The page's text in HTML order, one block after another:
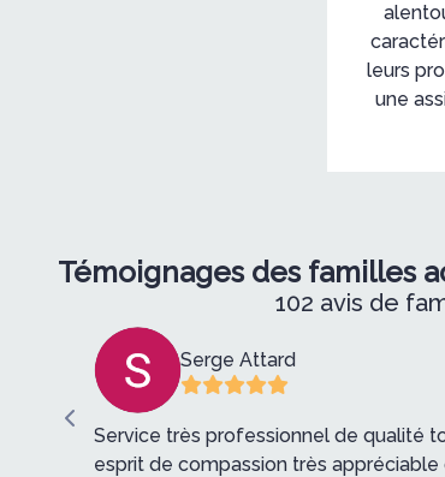
leurs
une
Témoignages des familles
102 avis de
Serge Attard
Service très professionnel de qualité
esprit de compassion très